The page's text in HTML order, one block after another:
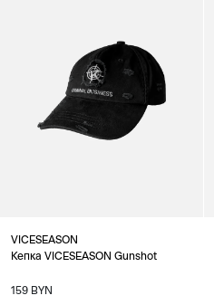
VICESEASON
Кепка VICESEASON Gunshot
159 BYN